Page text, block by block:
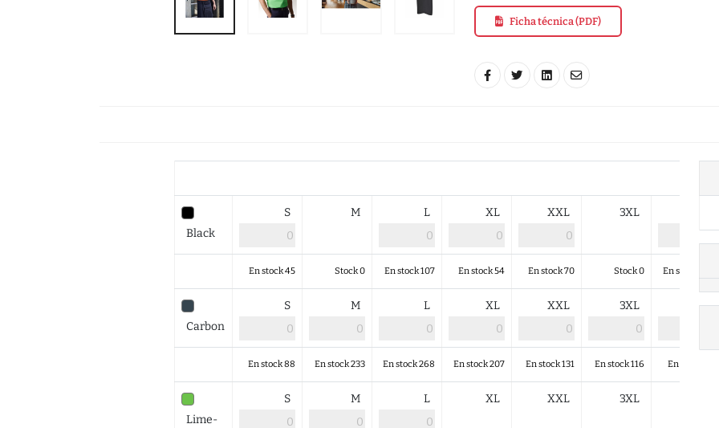
Ficha técnica (PDF)
Black
S M L XL XXL 3XL
En stock 45 Stock 0 En stock 107 En stock 54 En stock 70 Stock 0 En stock 188
Carbon
S M L XL XXL 3XL 4XL
En stock 88 En stock 233 En stock 268 En stock 207 En stock 131 En stock 116 En stock 54
Lime-
S M L XL XXL 3XL